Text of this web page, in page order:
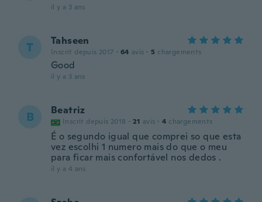
il y a 3 ans
T Tahseen
Inscrit depuis 2017 · 64 avis · 5 chargements
Good
il y a 3 ans
B Beatriz
Inscrit depuis 2018 · 21 avis · 4 chargements
É o segundo igual que comprei so que esta
vez escolhi 1 numero mais do que o meu
para ficar mais confortável nos dedos .
il y a 4 ans